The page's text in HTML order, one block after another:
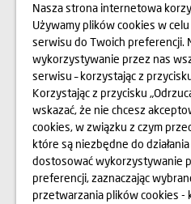
ZAKUPIMY GRUNTY
RELACJE INWESTORSKIE
O NAS
BLOG
Nasza strona internetowa
Używamy plików cookies w
serwisu do Twoich preferencji.
wykorzystywanie przez nas
serwisu – korzystając z
Korzystając z przycisku
wskazać, że nie chcesz
cookies, w związku z czym
które są niezbędne do
dostosować wykorzystywanie
preferencji, zaznaczając
przetwarzania plików cookies -